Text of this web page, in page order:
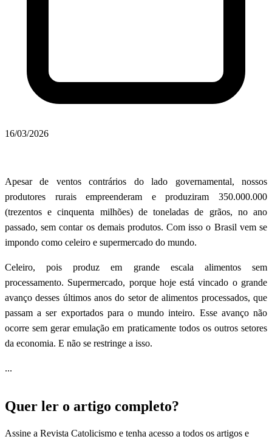
16/03/2026
Apesar de ventos contrários do lado governamental, nossos
produtores rurais empreenderam e produziram 350.000.000
(trezentos e cinquenta milhões) de toneladas de grãos, no ano
passado, sem contar os demais produtos. Com isso o Brasil vem se
impondo como celeiro e supermercado do mundo.
Celeiro, pois produz em grande escala alimentos sem
processamento. Supermercado, porque hoje está vincado o grande
avanço desses últimos anos do setor de alimentos processados, que
passam a ser exportados para o mundo inteiro. Esse avanço não
ocorre sem gerar emulação em praticamente todos os outros setores
da economia. E não se restringe a isso.
...
Quer ler o artigo completo?
Assine a Revista Catolicismo e tenha acesso a todos os artigos e